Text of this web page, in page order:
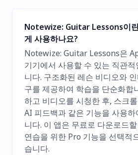
Notewize: Guitar Lessons이
게 사용하나요?
Notewize: Guitar Lessons은
기기에서 사용할 수 있는 직관
니다. 구조화된 레슨 비디오와
구를 제공하여 학습을 단순화합
하고 비디오를 시청한 후, 스크
AI 피드백과 같은 기능을 사용
니다. 이 앱은 무료로 다운로드
연습을 위한 Pro 기능을 선택적
습니다.